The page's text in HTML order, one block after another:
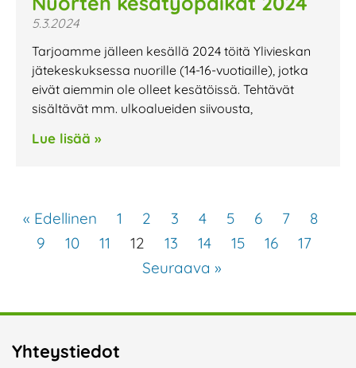
5.3.2024
Tarjoamme jälleen kesällä 2024 töitä Ylivieskan
jätekeskuksessa nuorille (14-16-vuotiaille), jotka
eivät aiemmin ole olleet kesätöissä. Tehtävät
sisältävät mm. ulkoalueiden siivousta,
Lue lisää »
« Edellinen 1 2 3 4 5 6 7
8
9
10 11 12 13 14 15 16
17
Seuraava »
Yhteystiedot